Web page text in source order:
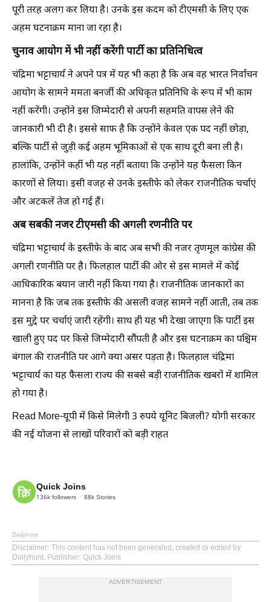
पूरी तरह अलग कर लिया है। उनके इस कदम को टीएमसी के लिए एक
अहम घटनाक्रम माना जा रहा है।
चुनाव आयोग में भी नहीं करेंगी पार्टी का प्रतिनिधित्व
चंद्रिमा भट्टाचार्य ने अपने पत्र में यह भी कहा है कि अब वह भारत निर्वाचन
आयोग के सामने ममता बनर्जी की अधिकृत प्रतिनिधि के रूप में भी काम
नहीं करेंगी। उन्होंने इस जिम्मेदारी से अपनी सहमति वापस लेने की
जानकारी भी दी है। इससे साफ है कि उन्होंने केवल एक पद नहीं छोड़ा,
बल्कि पार्टी से जुड़ी कई अहम भूमिकाओं से एक साथ दूरी बना ली है।
हालांकि, उन्होंने कहीं भी यह नहीं बताया कि उन्होंने यह फैसला किन
कारणों से लिया। इसी वजह से उनके इस्तीफे को लेकर राजनीतिक चर्चाएं
और अटकलें तेज हो गई हैं।
अब सबकी नजर टीएमसी की अगली रणनीति पर
चंद्रिमा भट्टाचार्य के इस्तीफे के बाद अब सभी की नजर तृणमूल कांग्रेस की
अगली रणनीति पर है। फिलहाल पार्टी की ओर से इस मामले में कोई
आधिकारिक बयान जारी नहीं किया गया है। राजनीतिक जानकारों का
मानना है कि जब तक इस्तीफे की असली वजह सामने नहीं आती, तब तक
इस मुद्दे पर चर्चाएं जारी रहेंगी। साथ ही यह भी देखा जाएगा कि पार्टी इस
खाली हुए पद पर किसे जिम्मेदारी सौंपती है और इस घटनाक्रम का पश्चिम
बंगाल की राजनीति पर आगे क्या असर पड़ता है। फिलहाल चंद्रिमा
भट्टाचार्य का यह फैसला राज्य की सबसे बड़ी राजनीतिक खबरों में शामिल
हो गया है।
Read More-यूपी में किसे मिलेगी 3 रुपये यूनिट बिजली? योगी सरकार
की नई योजना से लाखों परिवारों को बड़ी राहत
Quick Joins
136k followers 88k Stories
Dailyhunt
Disclaimer: This content has not been generated, created or edited by
Dailyhunt. Publisher: Quick Joins
ADVERTISEMENT